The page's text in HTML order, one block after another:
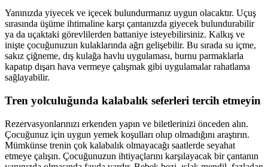
Yanınızda yiyecek ve içecek bulundurmanız uygun olacaktır. Uçuş
sırasında üşüme ihtimaline karşı çantanızda giyecek bulundurabilir
ya da uçaktaki görevlilerden battaniye isteyebilirsiniz. Kalkış ve
inişte çocuğunuzun kulaklarında ağrı gelişebilir. Bu sırada su içme,
sakız çiğneme, dış kulağa havlu uygulaması, burnu parmaklarla
kapatıp dışarı hava vermeye çalışmak gibi uygulamalar rahatlama
sağlayabilir.
Tren yolculuğunda kalabalık seferleri tercih etmeyin
Rezervasyonlarınızı erkenden yapın ve biletlerinizi önceden alın.
Çocuğunuz için uygun yemek koşulları olup olmadığını araştırın.
Mümkünse trenin çok kalabalık olmayacağı saatlerde seyahat
etmeye çalışın. Çocuğunuzun ihtiyaçlarını karşılayacak bir çantanın